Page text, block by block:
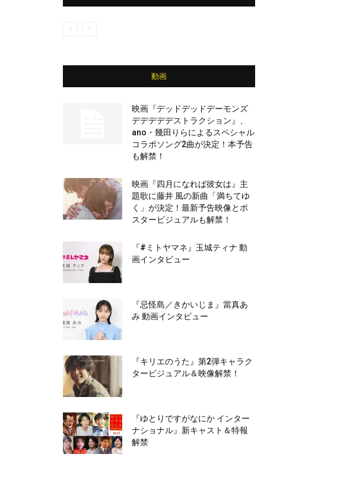
動画
映画『デッドデッドデーモンズ
デデデデデストラクション』、
ano・幾田りらによるスペシャル
コラボソング2曲が決定！本予告
も解禁！
映画『四月になれば彼女は』主
題歌に藤井 風の新曲「満ちてゆ
く」が決定！最新予告映像とポ
スタービジュアルも解禁！
『#ミトヤマネ』玉城ティナ 動
画インタビュー
『忌怪島／きかいじま』當真あ
み 動画インタビュー
『キリエのうた』第2弾キャラク
タービジュアル＆映像解禁！
『ゆとりですがなにか インター
ナショナル』新キャスト＆特報
解禁